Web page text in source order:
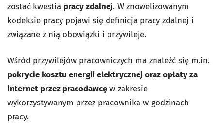
zostać kwestia pracy zdalnej. W znowelizowanym
kodeksie pracy pojawi się definicja pracy zdalnej i
związane z nią obowiązki i przywileje.
Wśród przywilejów pracowniczych ma znaleźć się m.in.
pokrycie kosztu energii elektrycznej oraz opłaty za
internet przez pracodawcę w zakresie
wykorzystywanym przez pracownika w godzinach
pracy.